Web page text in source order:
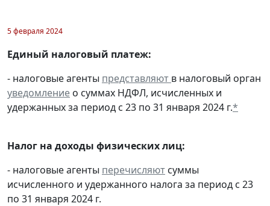
5 февраля 2024
Единый налоговый платеж:
- налоговые агенты представляют в налоговый орган
уведомление о суммах НДФЛ, исчисленных и
удержанных за период с 23 по 31 января 2024 г.*
Налог на доходы физических лиц:
- налоговые агенты перечисляют суммы
исчисленного и удержанного налога за период с 23
по 31 января 2024 г.